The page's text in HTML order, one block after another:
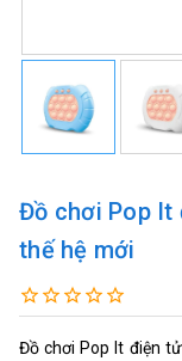
Đồ chơi Pop It
thế hệ mới
Đồ chơi Pop It điện